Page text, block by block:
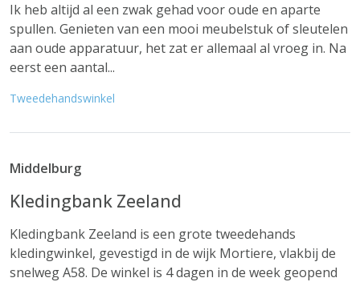
Ik heb altijd al een zwak gehad voor oude en aparte
spullen. Genieten van een mooi meubelstuk of sleutelen
aan oude apparatuur, het zat er allemaal al vroeg in. Na
eerst een aantal...
Tweedehandswinkel
Middelburg
Kledingbank Zeeland
Kledingbank Zeeland is een grote tweedehands
kledingwinkel, gevestigd in de wijk Mortiere, vlakbij de
snelweg A58. De winkel is 4 dagen in de week geopend